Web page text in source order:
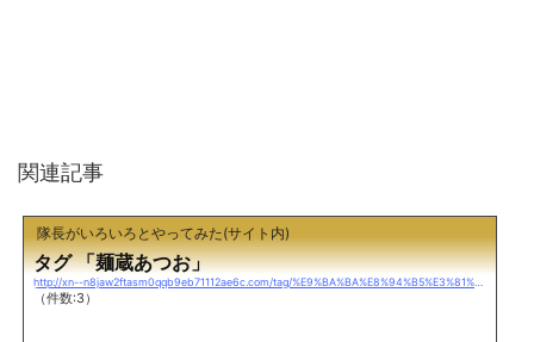
関連記事
隊長がいろいろとやってみた(サイト内)
タグ 「麺蔵あつお」
（件数:3）